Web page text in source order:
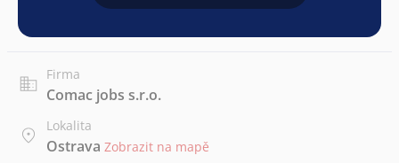
Firma
Comac jobs s.r.o.
Lokalita
Ostrava Zobrazit na mapě